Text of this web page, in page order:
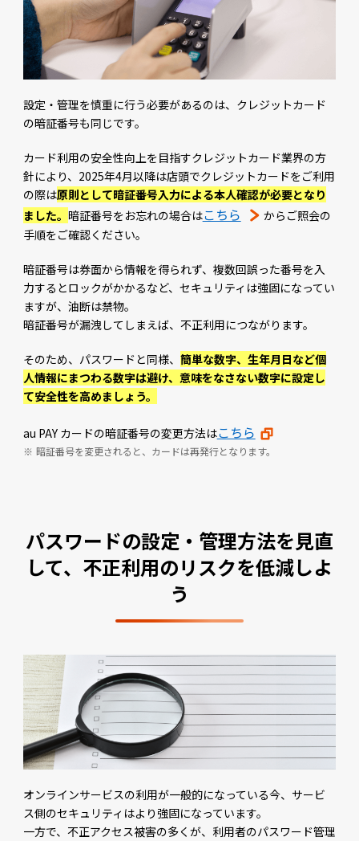
設定・管理を慎重に行う必要があるのは、クレジットカード
の暗証番号も同じです。
カード利用の安全性向上を目指すクレジットカード業界の方
針により、2025年4月以降は店頭でクレジットカードをご利用
の際は原則として暗証番号入力による本人確認が必要となり
ました。 暗証番号をお忘れの場合はこちら
からご照会の
手順をご確認ください。
暗証番号は券面から情報を得られず、複数回誤った番号を入
力するとロックがかかるなど、セキュリティは強固になってい
ますが、油断は禁物。
暗証番号が漏洩してしまえば、不正利用につながります。
そのため、パスワードと同様、 簡単な数字、生年月日など個
人情報にまつわる数字は避け、意味をなさない数字に設定し
て安全性を高めましょう。
au PAY カードの暗証番号の変更方法はこちら
暗証番号を変更されると、カードは再発行となります。
パスワードの設定・管理方法を見直
して、不正利用のリスクを低減しよ
う
オンラインサービスの利用が一般的になっている今、サービ
ス側のセキュリティはより強固になっています。
一方で、不正アクセス被害の多くが、利用者のパスワード管理